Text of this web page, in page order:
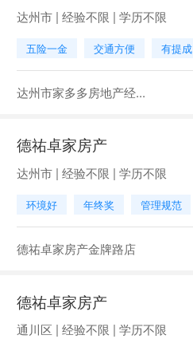
达州市 | 经验不限 | 学历不限
五险一金 交通方便 有提成
达州市家多多房地产经...
德祐卓家房产
达州市 | 经验不限 | 学历不限
环境好 年终奖 管理规范
德祐卓家房产金牌路店
德祐卓家房产
通川区 | 经验不限 | 学历不限